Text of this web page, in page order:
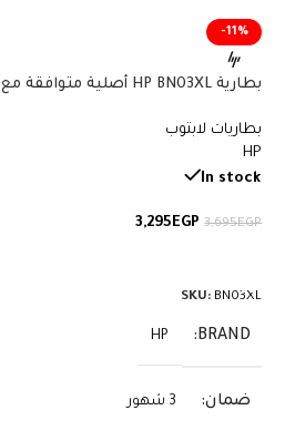
-11%
بطارية HP BN03XL أصلية متوافقة مع
ساعة
بطاريات لابتوب
HP
In stock
3,695EGP
3,295EGP
SKU: BN03XL
BRAND
HP
ضمان 3 شهور